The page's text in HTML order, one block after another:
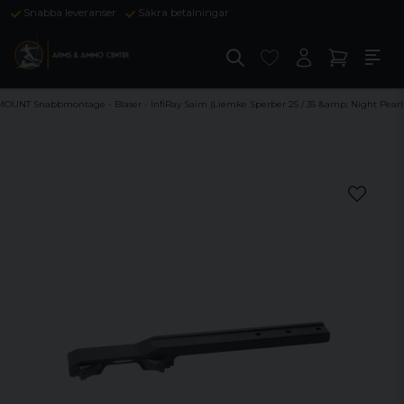
Snabba leveranser Säkra betalningar
Snabbmontage - Blaser - InfiRay Saim (Liemke Sperber 25 / 35 &amp; Night Pearl